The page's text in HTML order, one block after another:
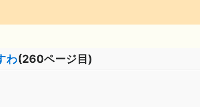
わ(260ページ目)